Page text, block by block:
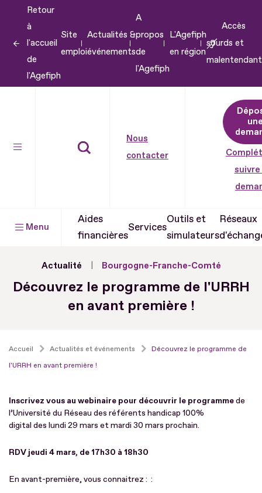
contenu
Retour
à
l'accueil
de
l'Agefiph
Site
emploi
Actualités &
événements
A
propos
de
l'Agefiph
L'Agefiph
en région
Accès
sourds et
Nous
contacter
suivre
Menu
Aides
financières
Services
Outils et
simulateurs
Réseaux
Actualité Bourgogne-Franche-Comté
Découvrez le programme de l'URRH
en avant première !
Accueil Actualités et événements
Découvrez le programme de
l'URRH en avant première !
Inscrivez vous au webinaire pour découvrir le programmede
l’Université du Réseau des référents handicap 100%
digital des lundi 29 mars et mardi 30 mars prochain.
RDV jeudi 4 mars, de 17h30 à 18h30
En avant-première, vous connaitrez : :